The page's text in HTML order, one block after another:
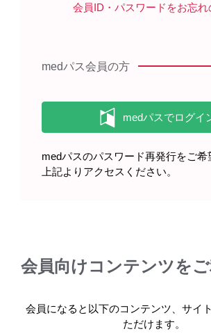
キーワードで情報を探す
会員ID・パスワードをお忘れ
medパス会員の方
medパスのパスワード再発行をご希
上記よりアクセスください。
会員向けコンテンツを
会員になると以下のコンテンツ、サイ
ただけます。